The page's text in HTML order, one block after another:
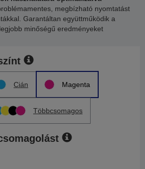
megbízható nyomtatást
Garantáltan együttműködik a
minőségű eredményeket
Cián Magenta
Többcsomagos